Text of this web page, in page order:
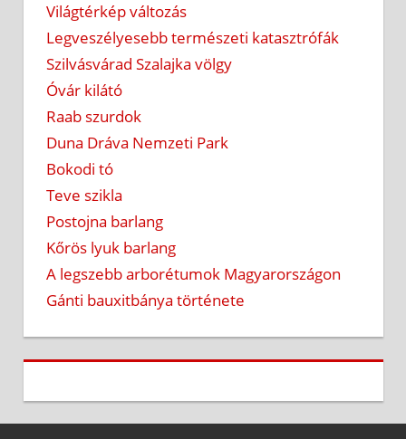
Világtérkép változás
Legveszélyesebb természeti katasztrófák
Szilvásvárad Szalajka völgy
Óvár kilátó
Raab szurdok
Duna Dráva Nemzeti Park
Bokodi tó
Teve szikla
Postojna barlang
Kőrös lyuk barlang
A legszebb arborétumok Magyarországon
Gánti bauxitbánya története